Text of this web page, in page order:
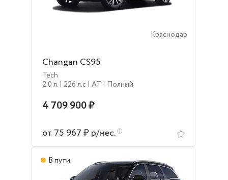
Краснодар
Changan CS95
Tech
2.0 л. | 226 л.c | AT | Полный
4 709 900 ₽
от 75 967 ₽ р/мес.
В пути